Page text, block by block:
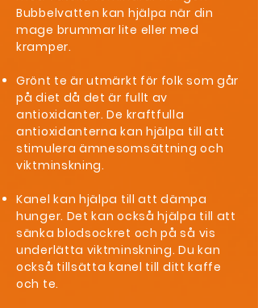
Bubbelvatten kan hjälpa när din
mage brummar lite eller med
kramper.
Grönt te är utmärkt för folk som går
på diet då det är fullt av
antioxidanter. De kraftfulla
antioxidanterna kan hjälpa till att
stimulera ämnesomsättning och
viktminskning.
Kanel kan hjälpa till att dämpa
hunger. Det kan också hjälpa till att
sänka blodsockret och på så vis
underlätta viktminskning. Du kan
också tillsätta kanel till ditt kaffe
och te.